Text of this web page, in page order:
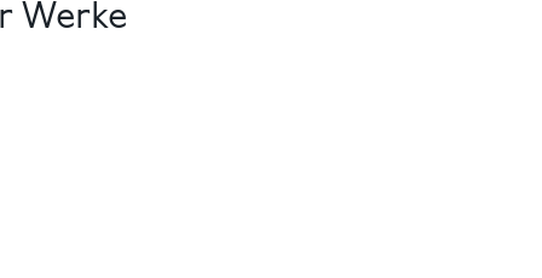
Werke